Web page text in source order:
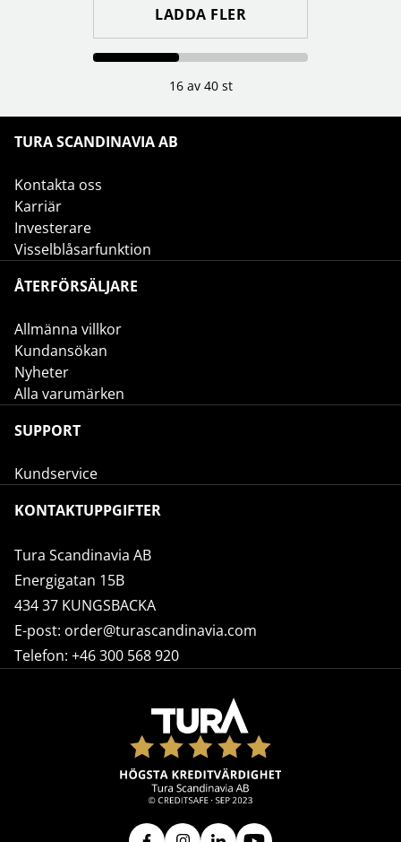
LADDA FLER
16 av 40 st
TURA SCANDINAVIA AB
Kontakta oss
Karriär
Investerare
Visselblåsarfunktion
ÅTERFÖRSÄLJARE
Allmänna villkor
Kundansökan
Nyheter
Alla varumärken
SUPPORT
Kundservice
KONTAKTUPPGIFTER
Tura Scandinavia AB
Energigatan 15B
434 37 KUNGSBACKA
E-post: order@turascandinavia.com
Telefon: +46 300 568 920